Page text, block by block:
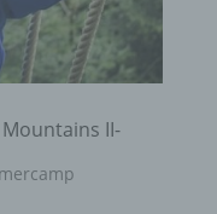
II-